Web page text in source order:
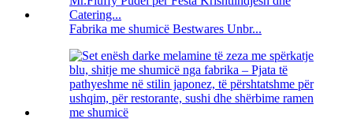
Fabrika me shumicë Bestwares Unbr...